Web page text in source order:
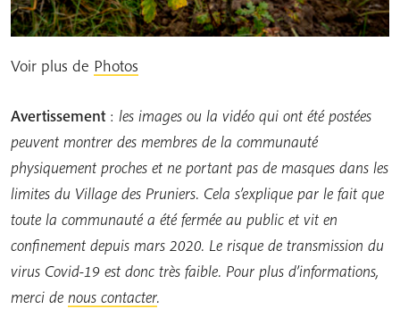
Voir plus de Photos
Avertissement: les images ou la vidéo qui ont été postées
peuvent montrer des membres de la communauté
physiquement proches et ne portant pas de masques dans les
limites du Village des Pruniers. Cela s’explique par le fait que
toute la communauté a été fermée au public et vit en
confinement depuis mars 2020. Le risque de transmission du
virus Covid-19 est donc très faible. Pour plus d’informations,
merci de nous contacter.